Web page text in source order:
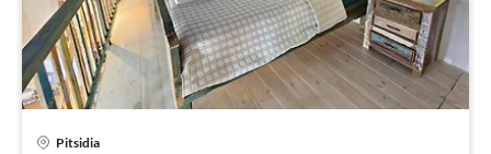
Pitsidia